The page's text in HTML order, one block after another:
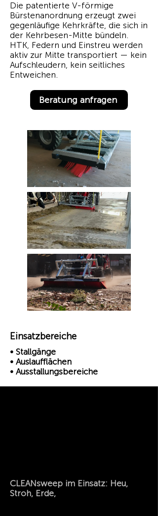
Die patentierte V-förmige
Bürstenanordnung erzeugt zwei
gegenläufige Kehrkräfte, die sich in
der Kehrbesen-Mitte bündeln.
HTK, Federn und Einstreu werden
aktiv zur Mitte transportiert — kein
Aufschleudern, kein seitliches
Entweichen.
Beratung anfragen
Einsatzbereiche
• Stallgänge
• Auslaufflächen
• Ausstallungsbereiche
CLEANsweep im Einsatz: Heu,
Stroh, Erde,